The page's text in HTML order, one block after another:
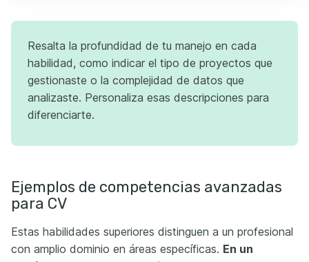
Resalta la profundidad de tu manejo en cada
habilidad, como indicar el tipo de proyectos que
gestionaste o la complejidad de datos que
analizaste. Personaliza esas descripciones para
diferenciarte.
Ejemplos de competencias avanzadas
para CV
Estas habilidades superiores distinguen a un profesional
con amplio dominio en áreas específicas. En un